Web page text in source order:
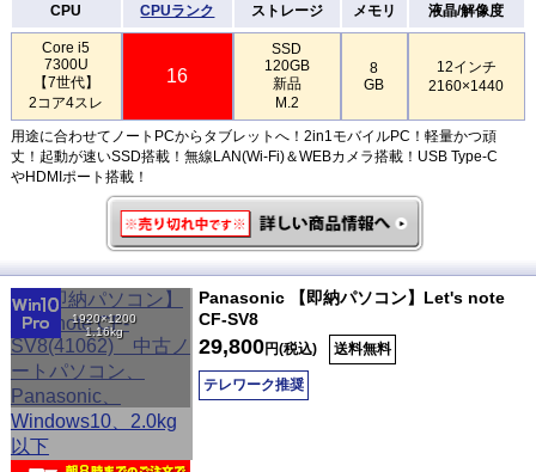
CPU CPUランク ストレージ メモリ 液晶/解像度
Core i5
7300U
【7世代】
2コア4スレ
16
SSD
120GB
新品
M.2
8
GB
12インチ
2160×1440
用途に合わせてノートPCからタブレットへ！2in1モバイルPC！軽量かつ頑
丈！起動が速いSSD搭載！無線LAN(Wi-Fi)＆WEBカメラ搭載！USB Type-C
やHDMIポート搭載！
1920×1200
1.16kg
Panasonic 【即納パソコン】Let's note
CF-SV8
29,800円(税込) 送料無料
テレワーク推奨